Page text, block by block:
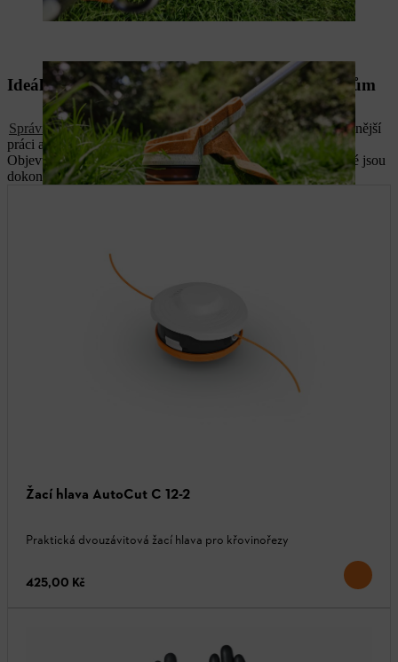
Ideální výbava: správné příslušenství k vyžínačům
Správné příslušenství
zajistí při práci s vyžínačem ještě příjemnější
práci a správnou ochranu při zacházení se zahradním nářadím.
Objevte naše žací hlavy, ochranné oděvy a další doplňky, které jsou
dokonale přizpůsobeny vašemu vyžínači.
Žací hlava AutoCut C 12-2
Praktická dvouzávitová žací hlava pro křovinořezy
425,00 Kč